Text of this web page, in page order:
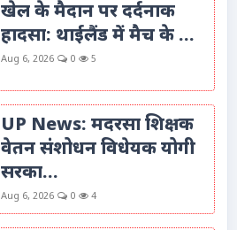
खेल के मैदान पर दर्दनाक
हादसा: थाईलैंड में मैच के ...
Aug 6, 2026 0 5
UP News: मदरसा शिक्षक
वेतन संशोधन विधेयक योगी
सरका...
Aug 6, 2026 0 4